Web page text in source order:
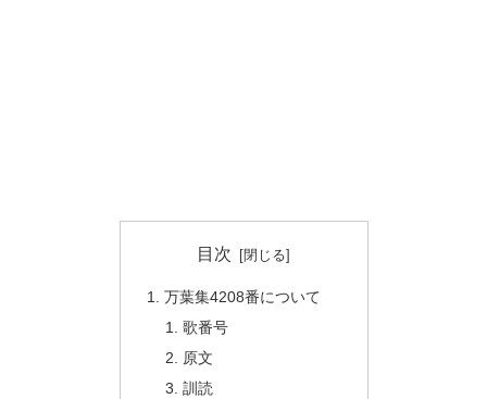
目次
万葉集4208番について
歌番号
原文
訓読